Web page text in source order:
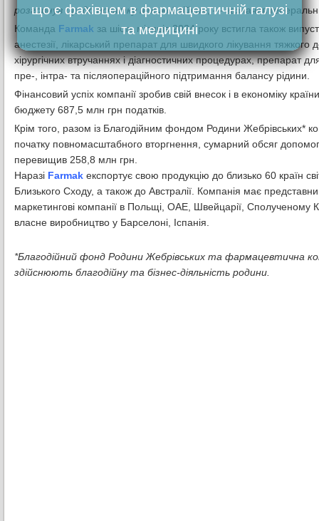
розгорнув ще до початку великої війни», — зазначив
Команда Farmak за шість місяців 2024 року встигла також
анестезії, лікарський препарат для швидкого лікування тяжкого
хірургічних втручаннях і діагностичних процедурах, препарат
пре-, інтра- та післяопераційного підтримання балансу рідини.
Фінансовий успіх компанії зробив свій внесок і в економіку
бюджету 687,5 млн грн податків.
Крім того, разом із Благодійним фондом Родини Жебрівських*
початку повномасштабного вторгнення, сумарний обсяг
перевищив 258,8 млн грн.
Наразі Farmak експортує свою продукцію до близько 60 країн
Близького Сходу, а також до Австралії. Компанія має
маркетингові компанії в Польщі, ОАЕ, Швейцарії, Сполученому
власне виробництво у Барселоні, Іспанія.
*Благодійний фонд Родини Жебрівських та фармацевтична
здійснюють благодійну та бізнес-діяльність родини.
що є фахівцем в фармацевтичній галузі
та медицині